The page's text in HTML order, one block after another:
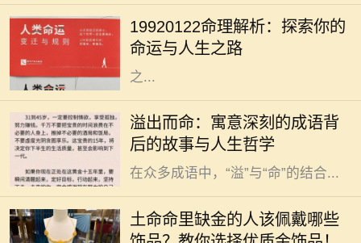
19920122命理解析：探索你的
命运与人生之路
八字都藏着独特的秘密。对于出生于
1992年1月22日的人来说，他们的命
理特征和人生道路又有什么样的特别
之...
溢出而命：寓意深刻的成语背
后的故事与人生哲学
在中华文化的浩瀚长河中，成语作为
语言的一部分，不仅丰富了我们的表
达方式，也蕴藏着深厚的文化底蕴。
在众多成语中，“溢”与“命”的结合...
土命命里缺金的人该佩戴哪些
在中国传统文化中，五行之说深深扎
根于人们的生活与信仰之中。五行分
别是金、木、水、火、土，每一个人